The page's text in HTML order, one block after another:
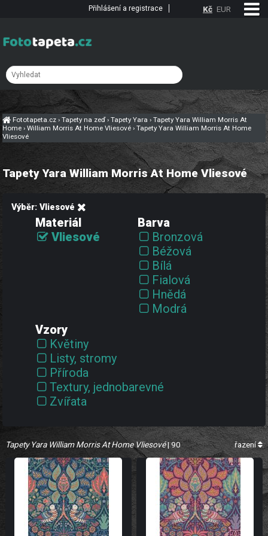
Fototapeta.cz›Tapety na zeď›Tapety Yara ›Tapety Yara William Morris At
Home ›William Morris At Home Vliesové ›Tapety Yara William Morris At Home
Vliesové
Tapety Yara William Morris At Home Vliesové
Výběr: Vliesové
Materiál
Vliesové
Barva
Bronzová
Béžová
Bílá
Fialová
Hnědá
Modrá
Zelená
Černá
Šedá
Žlutá
Vzory
Květiny
Listy, stromy
Příroda
Textury, jednobarevné
Zvířata
Tapety Yara William Morris At Home Vliesové| 90 řazení
Kč EUR
Přihlášení a registrace